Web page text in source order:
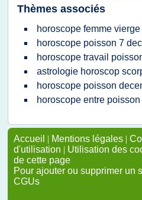
Thèmes associés
horoscope femme
horoscope poisson 7
horoscope travail
astrologie horoscop
horoscope poisson
horoscope entre
Accueil | Mentions légales |
d'utilisation | Utilisation des
de cette page
Pour ajouter ou supprimer un
CGUs